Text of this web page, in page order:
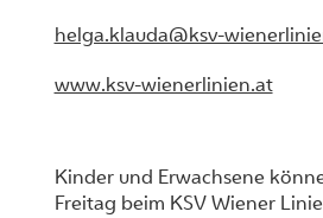
helga.klauda@ksv-
www.ksv-wienerlinien.at
Kinder und Erwachsene
Freitag beim KSV Wiener